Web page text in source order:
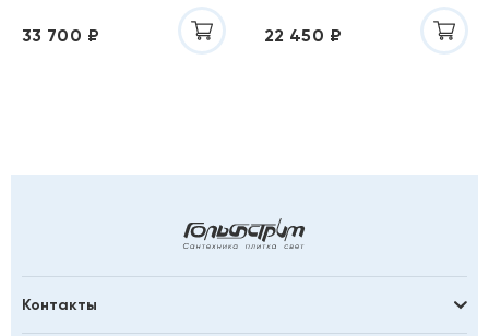
33 700 ₽ 22 450 ₽
Контакты